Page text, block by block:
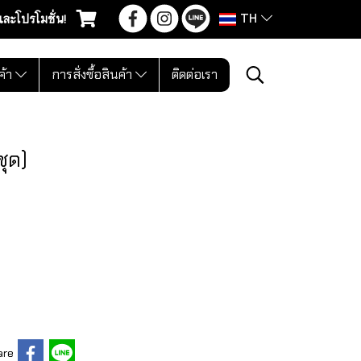
ะโปรโมชั่น! TH
า การสั่งซื้อสินค้า ติดต่อเรา
ด)